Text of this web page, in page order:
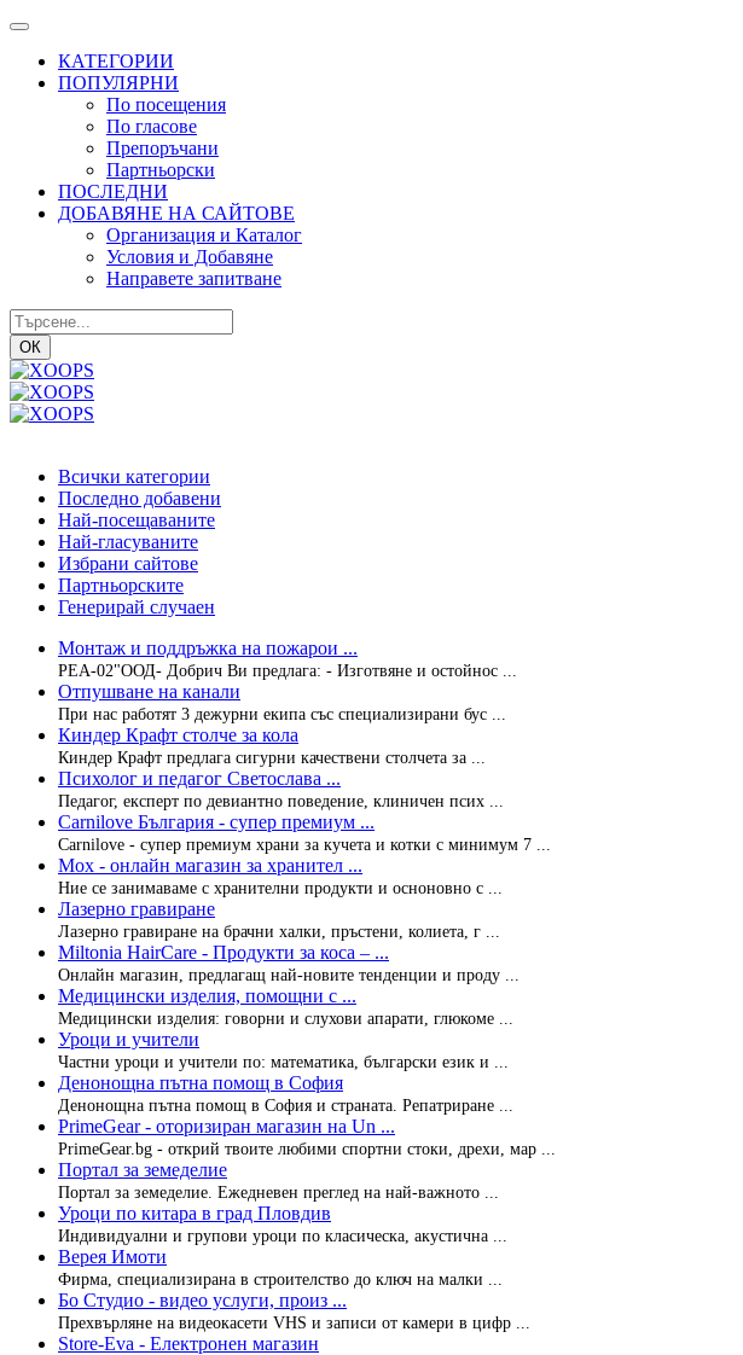
КАТЕГОРИИ
ПОПУЛЯРНИ
По посещения
По гласове
Препоръчани
Партньорски
ПОСЛЕДНИ
ДОБАВЯНЕ НА САЙТОВЕ
Организация и Каталог
Условия и Добавяне
Направете запитване
ОК
Всички категории
Последно добавени
Най-посещаваните
Най-гласуваните
Избрани сайтове
Партньорските
Генерирай случаен
Монтаж и поддръжка на пожарои ...
РЕА-02"ООД- Добрич Ви предлага: - Изготвяне и остойнос ...
Отпушване на канали
При нас работят 3 дежурни екипа със специализирани бус ...
Киндер Крафт столче за кола
Киндер Крафт предлага сигурни качествени столчета за ...
Психолог и педагог Светослава ...
Педагог, експерт по девиантно поведение, клиничен псих ...
Carnilove България - супер премиум ...
Carnilove - супер премиум храни за кучета и котки с минимум 7 ...
Mox - онлайн магазин за хранител ...
Ние се занимаваме с хранителни продукти и осноновно с ...
Лазерно гравиране
Лазерно гравиране на брачни халки, пръстени, колиета, г ...
Miltonia HairCarе - Продукти за коса – ...
Онлайн магазин, предлагащ най-новите тенденции и проду ...
Медицински изделия, помощни с ...
Медицински изделия: говорни и слухови апарати, глюкоме ...
Уроци и учители
Частни уроци и учители по: математика, български език и ...
Денонощна пътна помощ в София
Денонощна пътна помощ в София и страната. Репатриране ...
PrimeGear - оторизиран магазин на Un ...
PrimeGear.bg - открий твоите любими спортни стоки, дрехи, мар ...
Портал за земеделие
Портал за земеделие. Ежедневен преглед на най-важното ...
Уроци по китара в град Пловдив
Индивидуални и групови уроци по класическа, акустична ...
Верея Имоти
Фирма, специализирана в строителство до ключ на малки ...
Бо Студио - видео услуги, произ ...
Прехвърляне на видеокасети VHS и записи от камери в цифр ...
Store-Eva - Електронен магазин